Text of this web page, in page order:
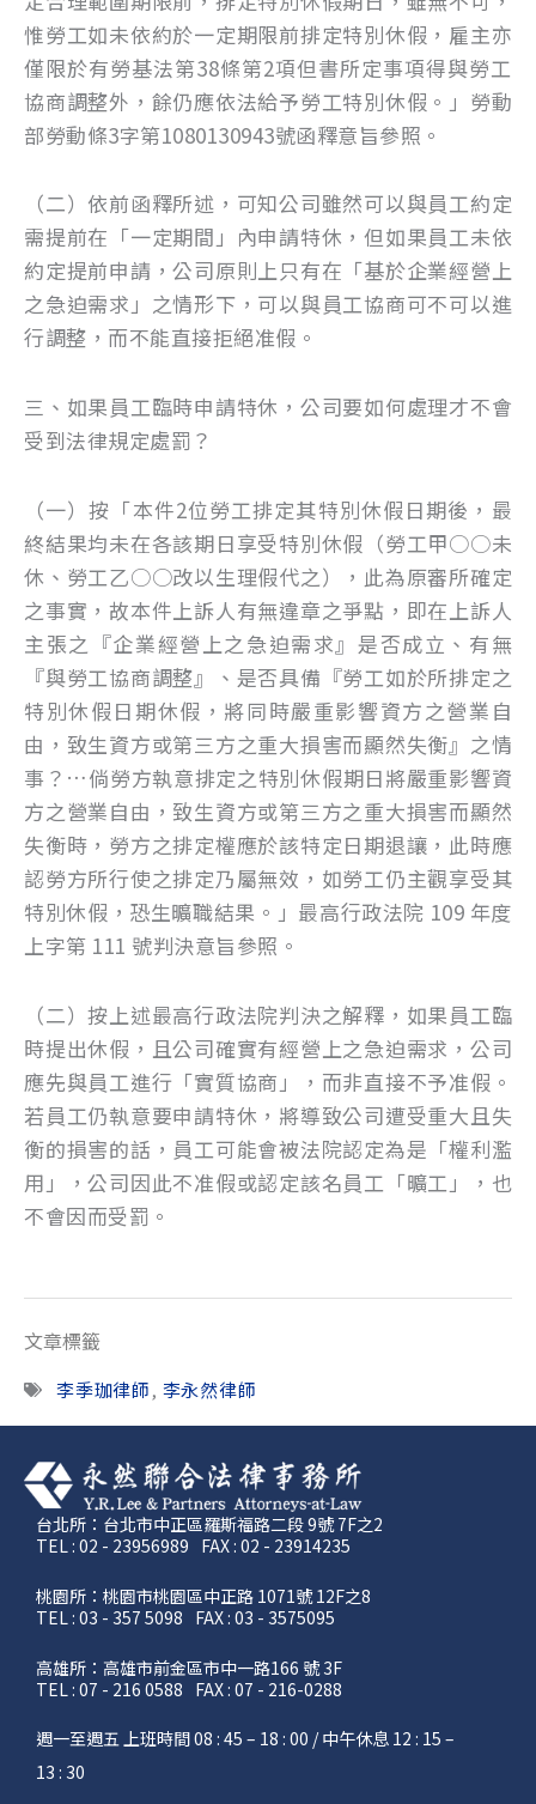
惟勞工如未依約於一定期限前排定特別休假，雇主亦
僅限於有勞基法第38條第2項但書所定事項得與勞工
協商調整外，餘仍應依法給予勞工特別休假。」勞動
部勞動條3字第1080130943號函釋意旨參照。
（二）依前函釋所述，可知公司雖然可以與員工約定
需提前在「一定期間」內申請特休，但如果員工未依
約定提前申請，公司原則上只有在「基於企業經營上
之急迫需求」之情形下，可以與員工協商可不可以進
行調整，而不能直接拒絕准假。
三、如果員工臨時申請特休，公司要如何處理才不會
受到法律規定處罰？
（一）按「本件2位勞工排定其特別休假日期後，最
終結果均未在各該期日享受特別休假（勞工甲○○未
休、勞工乙○○改以生理假代之），此為原審所確定
之事實，故本件上訴人有無違章之爭點，即在上訴人
主張之『企業經營上之急迫需求』是否成立、有無
『與勞工協商調整』、是否具備『勞工如於所排定之
特別休假日期休假，將同時嚴重影響資方之營業自
由，致生資方或第三方之重大損害而顯然失衡』之情
事？…倘勞方執意排定之特別休假期日將嚴重影響資
方之營業自由，致生資方或第三方之重大損害而顯然
失衡時，勞方之排定權應於該特定日期退讓，此時應
認勞方所行使之排定乃屬無效，如勞工仍主觀享受其
特別休假，恐生曠職結果。」最高行政法院 109 年度
上字第 111 號判決意旨參照。
（二）按上述最高行政法院判決之解釋，如果員工臨
時提出休假，且公司確實有經營上之急迫需求，公司
應先與員工進行「實質協商」，而非直接不予准假。
若員工仍執意要申請特休，將導致公司遭受重大且失
衡的損害的話，員工可能會被法院認定為是「權利濫
用」，公司因此不准假或認定該名員工「曠工」，也
不會因而受罰。
文章標籤
李季珈律師, 李永然律師
台北所：台北市中正區羅斯福路二段 9號 7F之2
TEL : 02 - 23956989 FAX : 02 - 23914235
桃園所：桃園市桃園區中正路 1071號 12F之8
TEL : 03 - 357 5098 FAX : 03 - 3575095
高雄所：高雄市前金區市中一路166 號 3F
TEL : 07 - 216 0588 FAX : 07 - 216-0288
週一至週五 上班時間 08 : 45 – 18 : 00 / 中午休息 12 : 15 –
13 : 30